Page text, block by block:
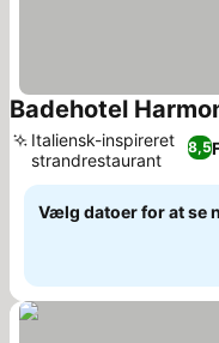
Badehotel
8,5
Italiensk-inspireret
strandrestaurant
Vælg datoer for at se